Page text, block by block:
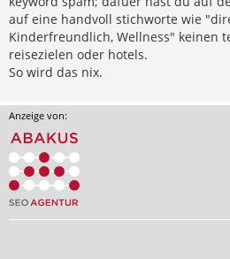
auf eine handvoll stichworte wie
Kinderfreundlich, Wellness" keinen
reisezielen oder hotels.
So wird das nix.
Anzeige von: